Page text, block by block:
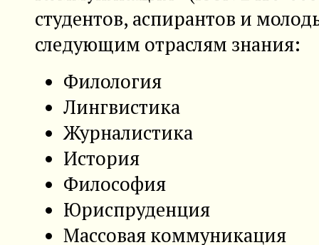
студентов, аспирантов и
следующим отраслям знания:
Филология
Лингвистика
Журналистика
История
Философия
Юриспруденция
Массовая коммуникация